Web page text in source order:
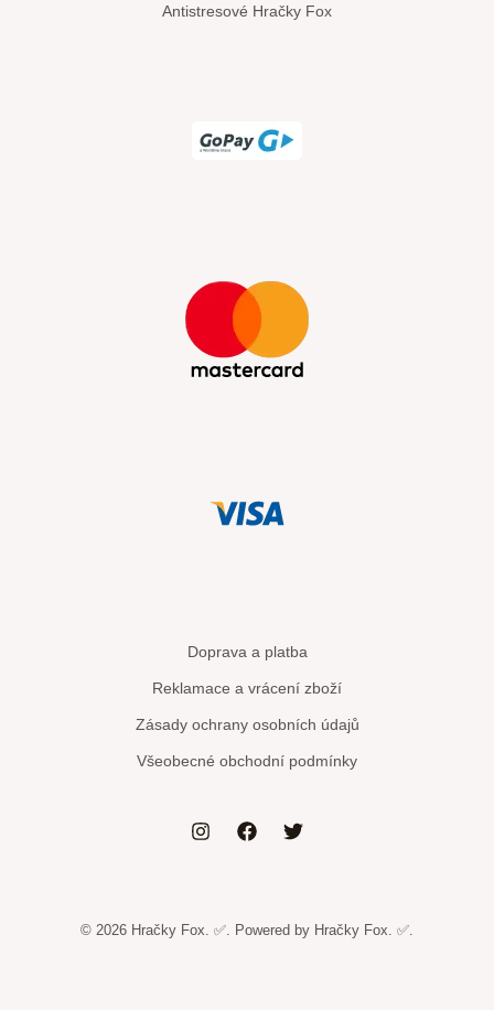
Antistresové Hračky Fox
Doprava a platba
Reklamace a vrácení zboží
Zásady ochrany osobních údajů
Všeobecné obchodní podmínky
© 2026 Hračky Fox. ✅. Powered by Hračky Fox. ✅.